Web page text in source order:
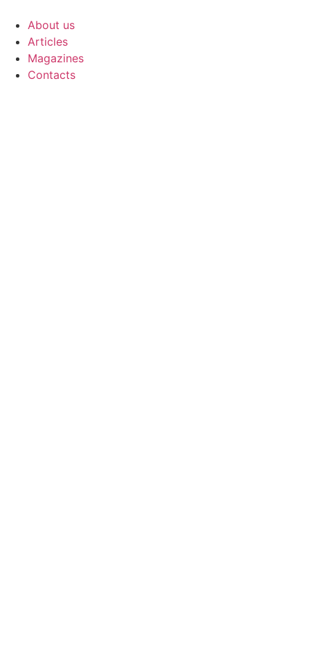
content
About us
Articles
Magazines
Contacts